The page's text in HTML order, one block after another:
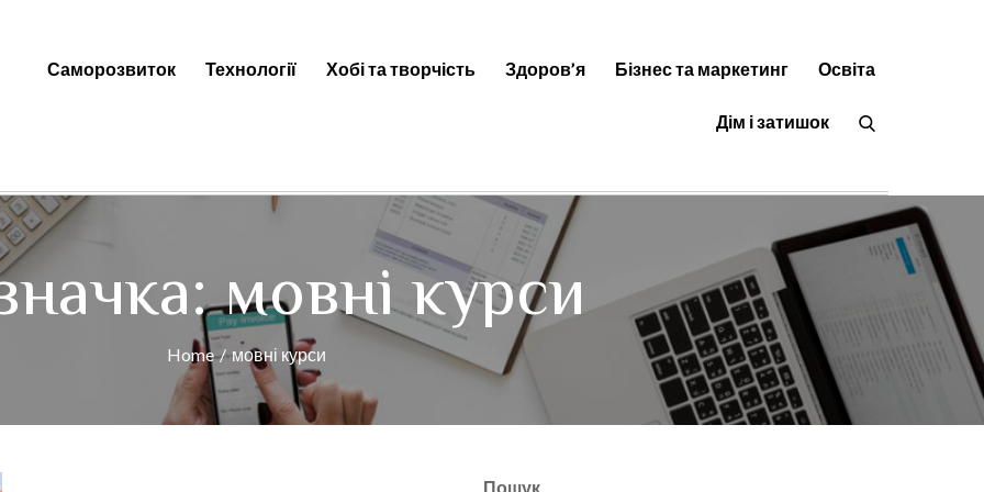
— Цікаві факти, новини та корисні статті на будь-яку тему
Саморозвиток Технології Хобі та творчість Здоров’я Бізнес та маркетинг Освіта
Дім і затишок
мовні курси
Home мовні курси
Пошук